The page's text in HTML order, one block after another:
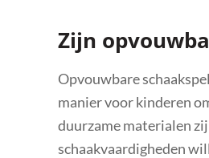
Zijn
Opvouwbare
manier voor kinderen
duurzame materialen
schaakvaardigheden